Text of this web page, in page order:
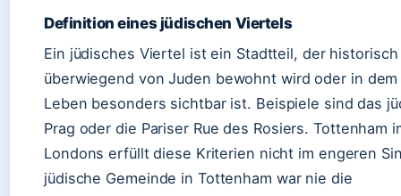
Definition eines jüdischen Viertels
Ein jüdisches Viertel ist ein Stadtteil, der
überwiegend von Juden bewohnt wird oder in
Leben besonders sichtbar ist. Beispiele sind das
Prag oder die Pariser Rue des Rosiers. Tottenham
Londons erfüllt diese Kriterien nicht im engeren
jüdische Gemeinde in Tottenham war nie die